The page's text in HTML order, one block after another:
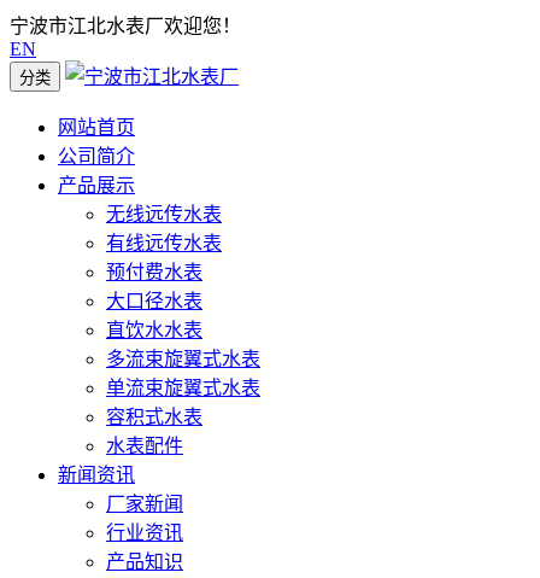
宁波市江北水表厂欢迎您！
EN
分类
网站首页
公司简介
产品展示
无线远传水表
有线远传水表
预付费水表
大口径水表
直饮水水表
多流束旋翼式水表
单流束旋翼式水表
容积式水表
水表配件
新闻资讯
厂家新闻
行业资讯
产品知识